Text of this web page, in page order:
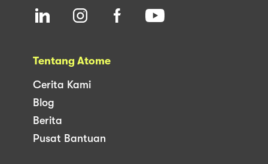
Tentang Atome
Cerita Kami
Blog
Berita
Pusat Bantuan